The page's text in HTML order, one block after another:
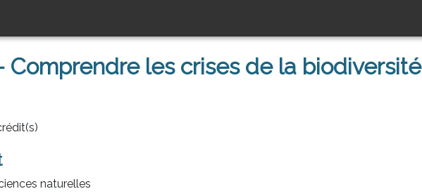
Comprendre les crises de la biodiversité
naturelles